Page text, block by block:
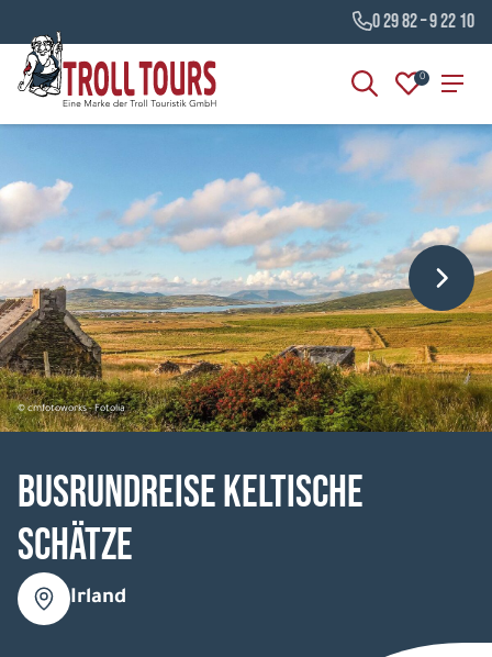
0 29 82 – 9 22 10
0
© cmfotoworks - Fotolia
Busrundreise Keltische
Schätze
Irland